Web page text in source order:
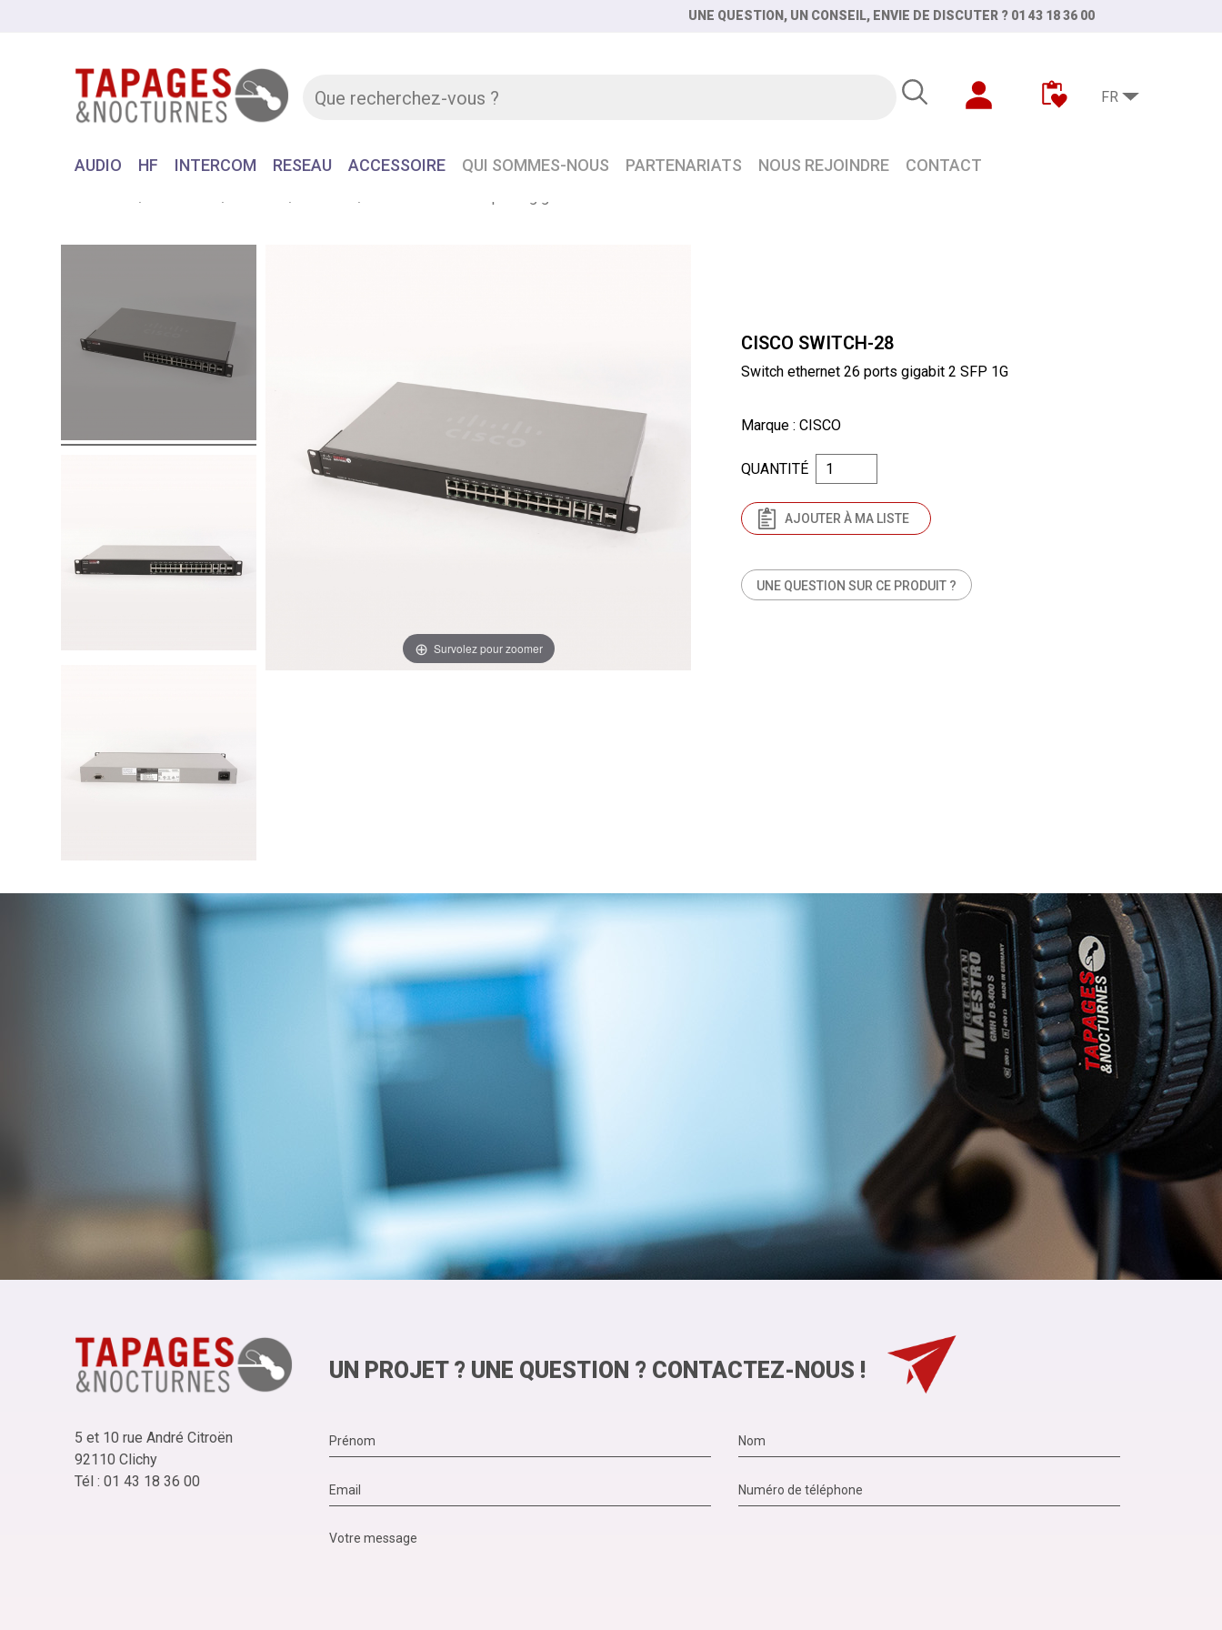
UNE QUESTION, UN CONSEIL, ENVIE DE DISCUTER ? 01 43 18 36 00
FR
AUDIO HF INTERCOM RESEAU ACCESSOIRE QUI SOMMES-NOUS PARTENARIATS NOUS REJOINDRE CONTACT
Survolez pour zoomer
CISCO SWITCH-28
Switch ethernet 26 ports gigabit 2 SFP 1G
Marque : CISCO
UNE QUESTION SUR CE PRODUIT ?
QUANTITÉ
AJOUTER À MA LISTE
5 et 10 rue André Citroën
92110 Clichy
Tél : 01 43 18 36 00
UN PROJET ? UNE QUESTION ? CONTACTEZ-NOUS !